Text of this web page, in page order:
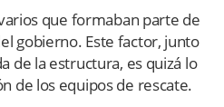
que formaban parte de
gobierno. Este factor, junto
de la estructura, es quizá lo
de los equipos de rescate.